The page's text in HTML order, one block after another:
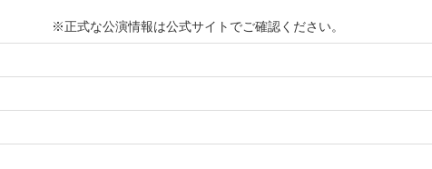
※正式な公演情報は公式サイトでご確認ください。